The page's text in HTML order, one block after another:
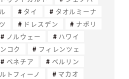
タイ
タオルミーナ
ドレスデン
ナポリ
ノルウェー
ハワイ
コク
フィレンツェ
ベネチア
ベルリン
トフィーノ
マカオ